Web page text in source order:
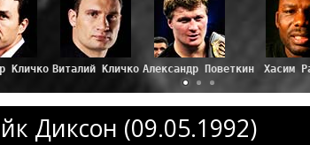
Кличко
Виталий Кличко
Александр Поветкин Хасим
Диксон (09.05.1992)